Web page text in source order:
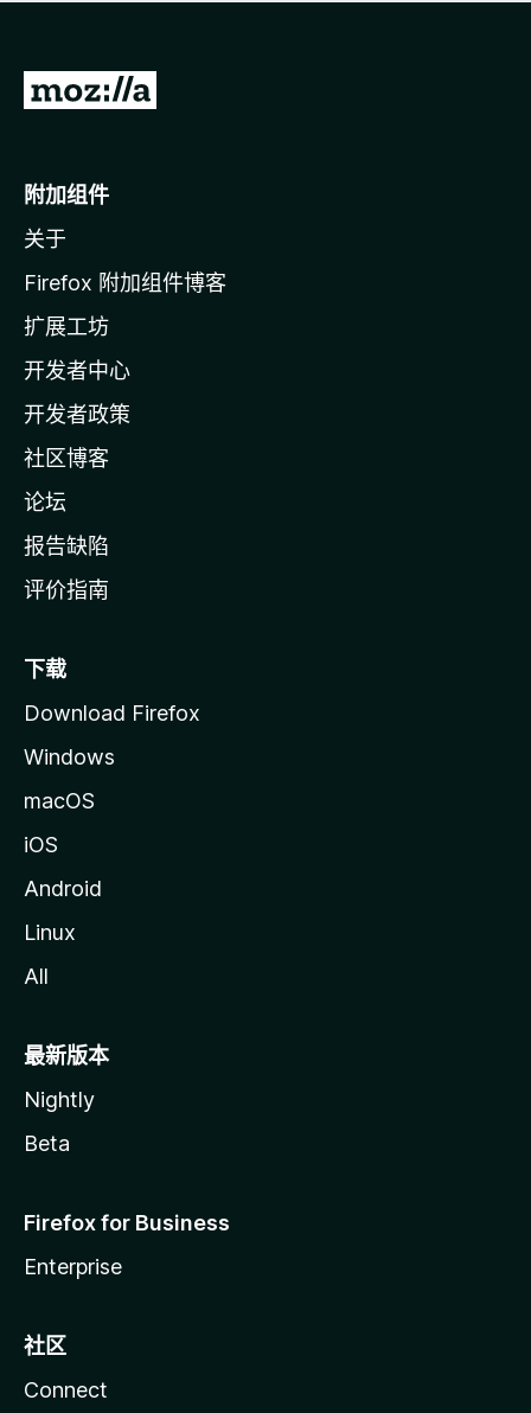
无
转
o
i
l
a
主
页
附加组件
关于
Firefox 附加组件博客
扩展工坊
开发者中心
开发者政策
社区博客
论坛
报告缺陷
评价指南
下载
Download Firefox
Windows
macOS
iOS
Android
Linux
All
最新版本
Nightly
Beta
Firefox for Business
Enterprise
社区
Connect